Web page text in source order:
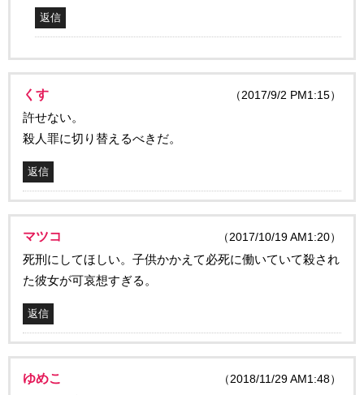
返信
くす （2017/9/2 PM1:15）
許せない。
殺人罪に切り替えるべきだ。
返信
マツコ （2017/10/19 AM1:20）
死刑にしてほしい。子供かかえて必死に働いていて殺され
た彼女が可哀想すぎる。
返信
ゆめこ （2018/11/29 AM1:48）